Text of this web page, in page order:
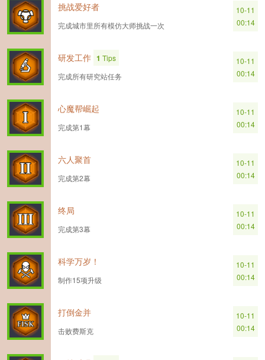
挑战爱好者
完成城市里所有模仿大师挑战一次
10-11
00:14
研发工作 1 Tips
完成所有研究站任务
10-11
00:14
心魔帮崛起
完成第1幕
10-11
00:14
六人聚首
完成第2幕
10-11
00:14
终局
完成第3幕
10-11
00:14
科学万岁！
制作15项升级
10-11
00:14
打倒金并
击败费斯克
10-11
00:14